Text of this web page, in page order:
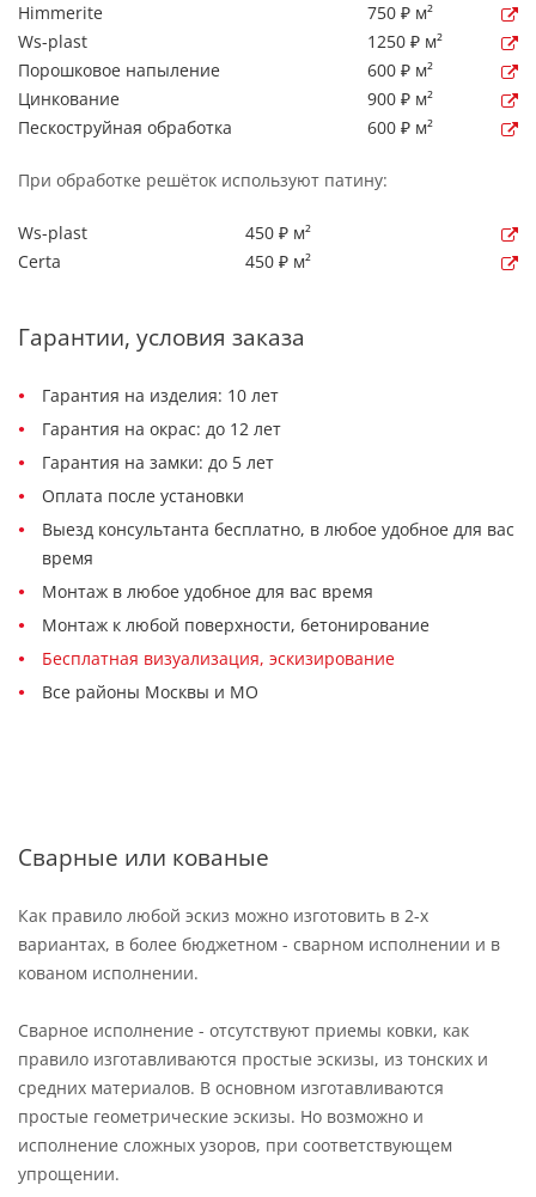
Himmerite
750 ₽ м²
Ws-plast
1250 ₽ м²
Порошковое напыление
600 ₽ м²
Цинкование
900 ₽ м²
Пескоструйная обработка
600 ₽ м²
При обработке решёток используют патину:
Ws-plast
450 ₽ м²
Certa
450 ₽ м²
Гарантии, условия заказа
Гарантия на изделия: 10 лет
Гарантия на окрас: до 12 лет
Гарантия на замки: до 5 лет
Оплата после установки
Выезд консультанта бесплатно, в любое удобное для вас
время
Монтаж в любое удобное для вас время
Монтаж к любой поверхности, бетонирование
Бесплатная визуализация, эскизирование
Все районы Москвы и МО
Сварные или кованые
Как правило любой эскиз можно изготовить в 2-х
вариантах, в более бюджетном - сварном исполнении и в
кованом исполнении.
Сварное исполнение - отсутствуют приемы ковки, как
правило изготавливаются простые эскизы, из тонских и
средних материалов. В основном изготавливаются
простые геометрические эскизы. Но возможно и
исполнение сложных узоров, при соответствующем
упрощении.